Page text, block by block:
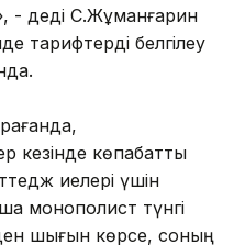
- деді С.Жұманғарин
тарифтерді белгілеу
көпқабатты
иелері үшін
монополист түнгі
шығын көрсе, соның